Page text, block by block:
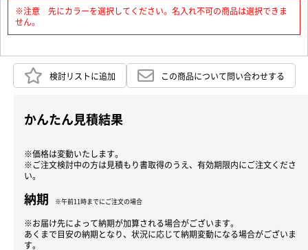
※注意 先にカラーを選択してください。名入れ不可の商品は選択できま
せん。
検討リストに追加 この商品について問い合わせする
かんたん見積結果
※価格は変動いたします。
※ご注文検討中の方は見積もり書取得のうえ、有効期限内にご注文くださ
い。
納期 ※午前11時までにご注文の場合
※お届け先によって納期が加算される場合がございます。
あくまで目安の納期となり、状況に応じて納期変動になる場合がございま
す。